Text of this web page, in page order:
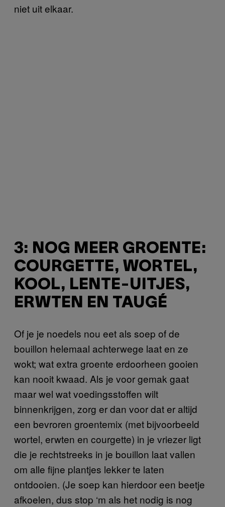
niet uit elkaar.
3: NOG MEER GROENTE:
COURGETTE, WORTEL,
KOOL, LENTE-UITJES,
ERWTEN EN TAUGÉ
Of je je noedels nou eet als soep of de
bouillon helemaal achterwege laat en ze
wokt; wat extra groente erdoorheen gooien
kan nooit kwaad. Als je voor gemak gaat
maar wel wat voedingsstoffen wilt
binnenkrijgen, zorg er dan voor dat er altijd
een bevroren groentemix (met bijvoorbeeld
wortel, erwten en courgette) in je vriezer ligt
die je rechtstreeks in je bouillon laat vallen
om alle fijne plantjes lekker te laten
ontdooien. (Je soep kan hierdoor een beetje
afkoelen, dus stop ‘m als het nodig is nog